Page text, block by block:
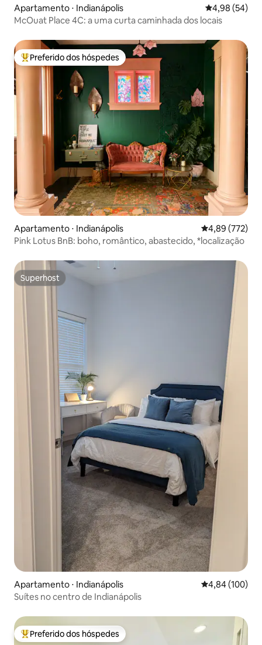
Apartamento ⋅ Indianápolis 4,98 de uma
4,98 (54)
McOuat Place 4C: a uma curta caminhada dos locais
Entre os melhores preferidos dos hóspedes
Preferido dos hóspedes
Apartamento ⋅ Indianápolis 4,89 de uma
4,89 (772)
Pink Lotus BnB: boho, romântico, abastecido, *localização
Superhost
Superhost
Apartamento ⋅ Indianápolis 4,84 de uma
4,84 (100)
Suítes no centro de Indianápolis
Entre os melhores preferidos dos hóspedes
Preferido dos hóspedes